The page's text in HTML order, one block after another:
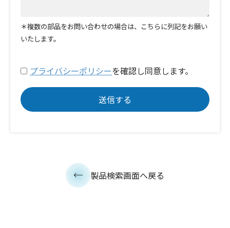
＊複数の部品をお問い合わせの場合は、こちらに列記をお願い
いたします。
プライバシーポリシーを確認し同意します。
製品検索画面へ戻る